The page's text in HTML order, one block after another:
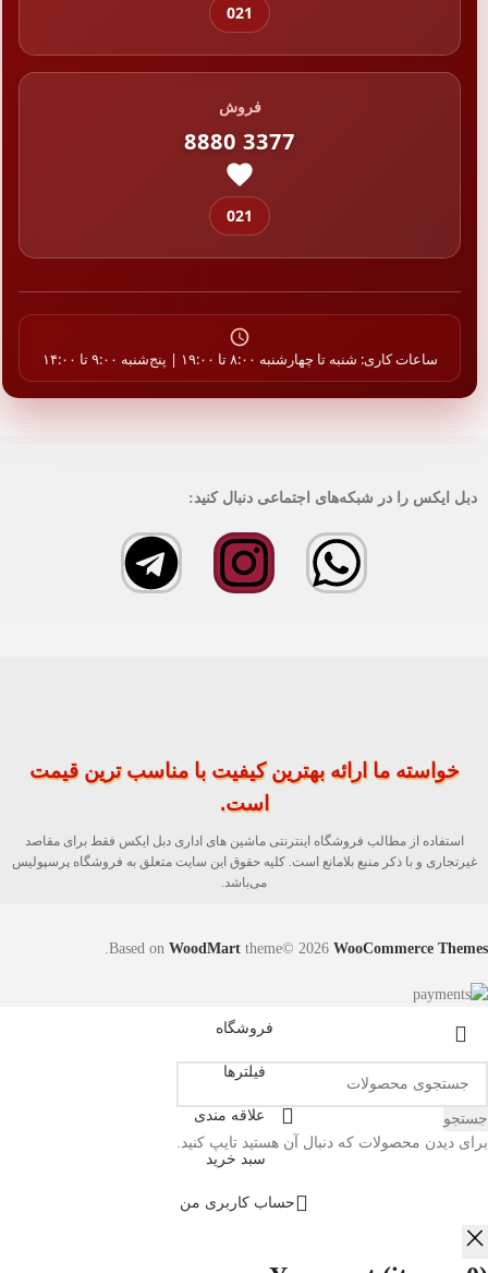
021
فروش
8880 3377
021
ساعات کاری: شنبه تا چهارشنبه ۸:۰۰ تا ۱۹:۰۰ | پنج‌شنبه ۹:۰۰ تا ۱۴:۰۰
دبل ایکس را در شبکه‌های اجتماعی دنبال کنید:
خواسته ما ارائه بهترین کیفیت با مناسب ترین قیمت
است.
استفاده از مطالب فروشگاه اینترنتی ماشین های اداری دبل ایکس فقط برای مقاصد
غیرتجاری و با ذکر منبع بلامانع است. کلیه حقوق این سایت متعلق به فروشگاه پرسپولیس
می‌باشد.
Based on WoodMart theme© 2026 WooCommerce Themes
جستجو
برای دیدن محصولات که دنبال آن هستید تایپ کنید.
فروشگاه
فیلترها
علاقه مندی
سبد خرید
حساب کاربری من